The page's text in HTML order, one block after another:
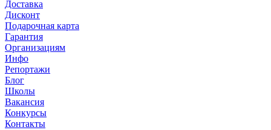
Доставка
Дисконт
Подарочная карта
Гарантия
Организациям
Инфо
Репортажи
Блог
Школы
Вакансия
Конкурсы
Контакты